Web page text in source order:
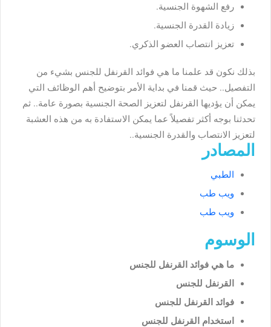
رفع الشهوة الجنسية.
زيادة القدرة الجنسية.
تعزيز انتصاب العضو الذكري.
بذلك نكون قد علمنا ما هي فوائد القرنفل للجنس بشيء من
التفصيل.. حيث قمنا في بداية الأمر بتوضيح أهم الوظائف التي
يمكن أن يؤديها القرنفل لتعزيز الصحة الجنسية بصورة عامة.. ثم
تحدثنا بوجه أكثر تفصيلاً عما يمكن الاستفادة به من هذه العشبة
لتعزيز الانتصاب والقدرة الجنسية..
المصادر
الطبي
ويب طب
ويب طب
الوسوم
ما هي فوائد القرنفل للجنس
القرنفل للجنس
فوائد القرنفل للجنس
استخدام القرنفل للجنس